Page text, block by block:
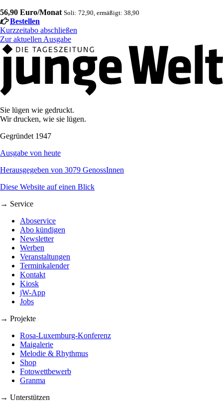
56,90 Euro/Monat Soli: 72,90, ermäßigt: 38,90
Bestellen
Kurzzeitabo abschließen
Zur aktuellen Ausgabe
Sie lügen wie gedruckt.
Wir drucken, wie sie lügen.
Gegründet 1947
Ausgabe von heute
Herausgegeben von 3079 GenossInnen
Diese Website auf einen Blick
→ Service
Aboservice
Abo kündigen
Newsletter
Werben
Veranstaltungen
Terminkalender
Kontakt
Kiosk
jW-App
Jobs
→ Projekte
Rosa-Luxemburg-Konferenz
Maigalerie
Melodie & Rhythmus
Shop
Fotowettbewerb
Granma
→ Unterstützen